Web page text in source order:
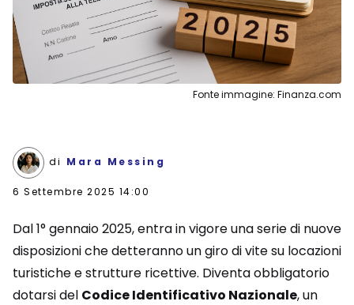
Fonte immagine: Finanza.com
di Mara Messing
6 Settembre 2025 14:00
Dal 1° gennaio 2025, entra in vigore una serie di nuove
disposizioni che detteranno un giro di vite su locazioni
turistiche e strutture ricettive. Diventa obbligatorio
dotarsi del Codice Identificativo Nazionale, un